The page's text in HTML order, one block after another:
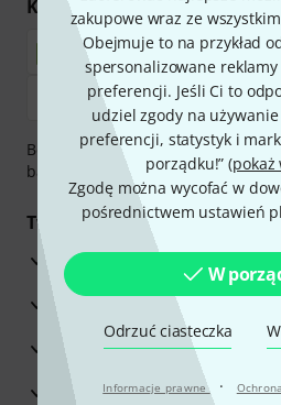
zakupowe wraz ze
Obejmuje to na przykład
spersonalizowane
preferencji. Jeśli Ci to
udziel zgody na
preferencji, statystyk i
porządku!” (pokaż
Zgodę można wycofać w
pośrednictwem ustawień
W
Odrzuć ciasteczka
Informacje prawne ·
Kupuj i płać bezpiecznie
Bezpieczna płatność przez Za
bankowy, PayPal, Blik lub Karta
Twoje korzyści
3-letnia Gwarancja Thomann
30-dniowa gwarancja zwrotu
Serwis Naprawczy
Porada naszych ekspertów